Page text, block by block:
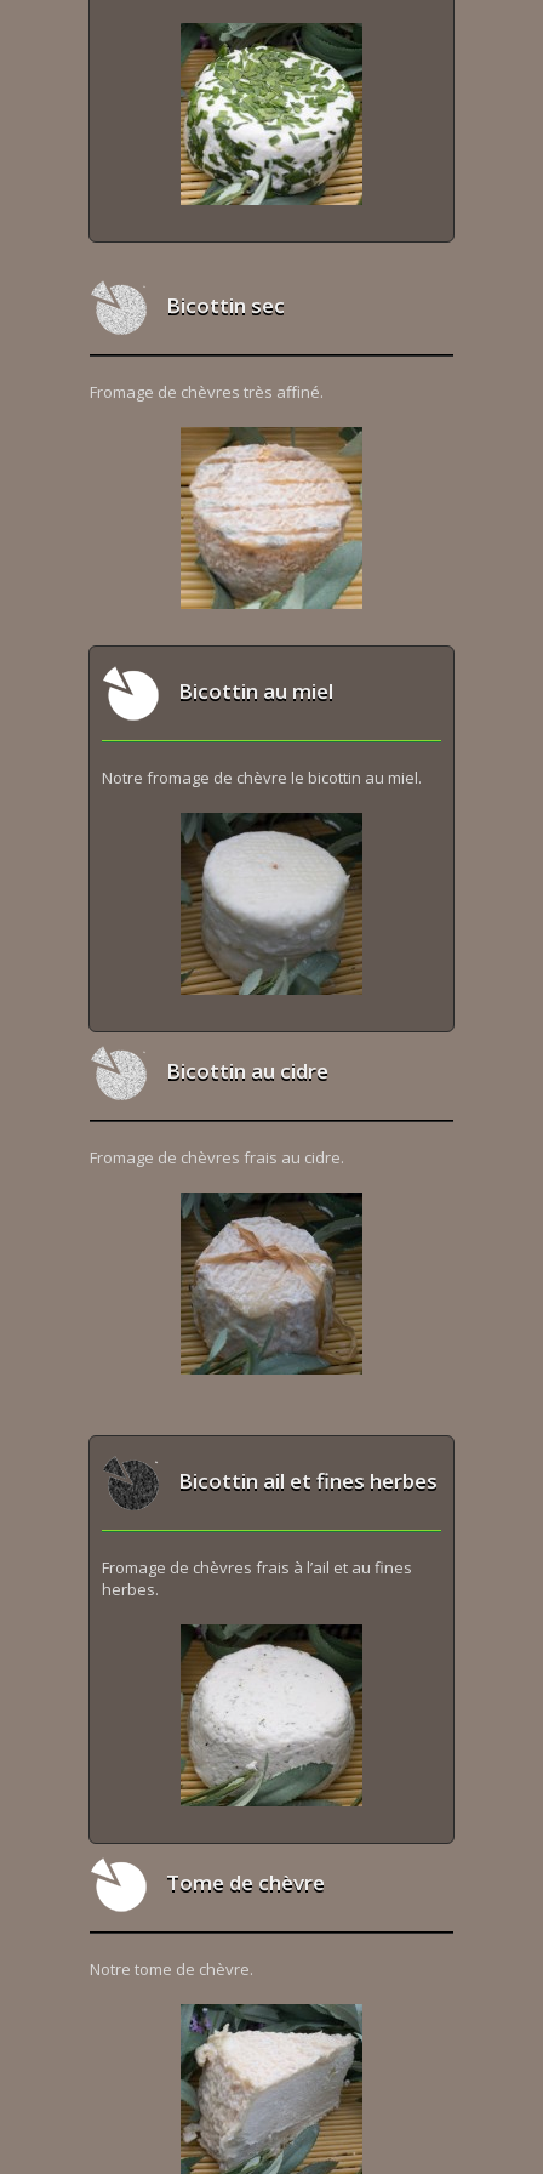
Bicottin sec
Fromage de chèvres très affiné.
Bicottin au miel
Notre fromage de chèvre le bicottin au miel.
Bicottin au cidre
Fromage de chèvres frais au cidre.
Bicottin ail et fines herbes
Fromage de chèvres frais à l’ail et au fines
herbes.
Tome de chèvre
Notre tome de chèvre.